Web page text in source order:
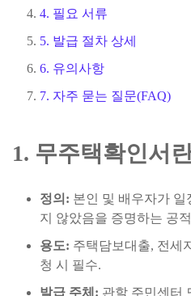
4. 필요 서류
5. 발급 절차 상세
6. 유의사항
7. 자주 묻는 질문(FAQ)
1. 무주택확인서
정의: 본인 및 배우자가
지 않았음을 증명하는 공
용도: 주택담보대출, 전세
청 시 필수.
발급 주체: 관할 주민센터